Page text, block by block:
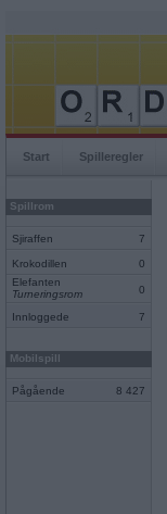
Start Spilleregler
Spillrom
Sjiraffen 7
Krokodillen
0
Elefanten
Turneringsrom
0
Innloggede 7
Mobilspill
Pågående 8 427